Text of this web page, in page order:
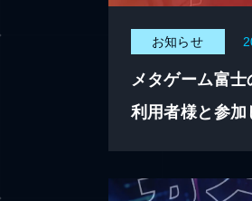
お知らせ
メタゲーム富
利用者様と参加